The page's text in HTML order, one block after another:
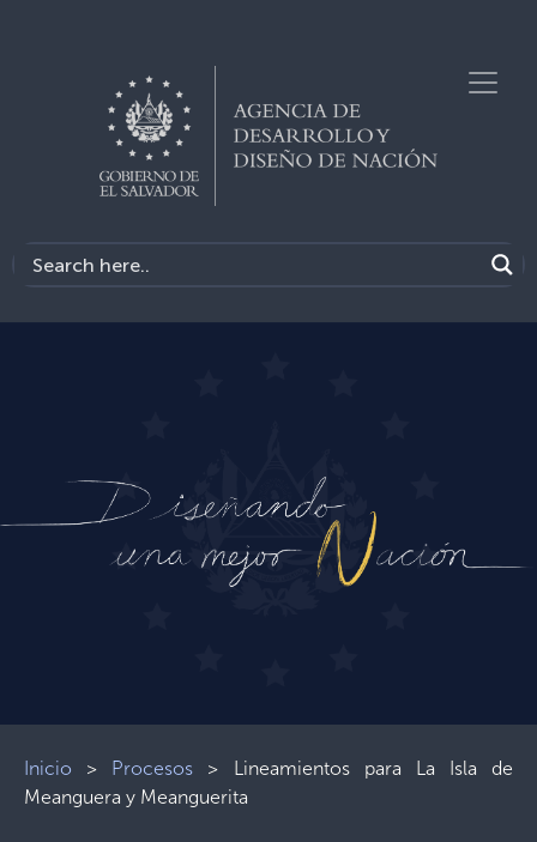
Inicio > Procesos > Lineamientos para La Isla de
Meanguera y Meanguerita